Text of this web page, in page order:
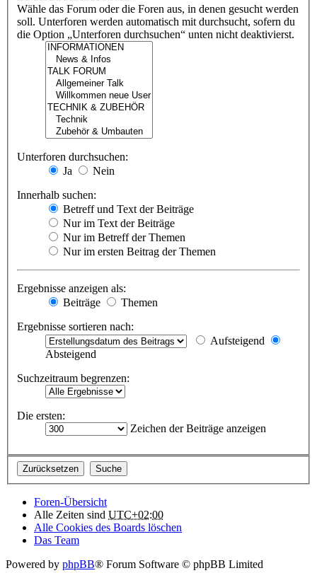
Wähle das Forum oder die Foren aus, in denen gesucht werden
soll. Unterforen werden automatisch mit durchsucht, sofern du
die Option „Unterforen durchsuchen“ unten nicht deaktivierst.
Unterforen durchsuchen:
Ja
Nein
Innerhalb suchen:
Betreff und Text der Beiträge
Nur im Text der Beiträge
Nur im Betreff der Themen
Nur im ersten Beitrag der Themen
Ergebnisse anzeigen als:
Beiträge
Themen
Ergebnisse sortieren nach:
Aufsteigend
Absteigend
Suchzeitraum begrenzen:
Die ersten:
Zeichen der Beiträge anzeigen
Foren-Übersicht
Alle Zeiten sind UTC+02:00
Alle Cookies des Boards löschen
Das Team
Powered by phpBB® Forum Software © phpBB Limited